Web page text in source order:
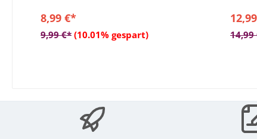
8,99 €*
9,99 €* (10.01% gespart) 14,99